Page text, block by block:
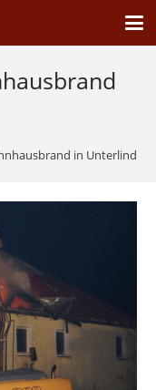
in Unterlind